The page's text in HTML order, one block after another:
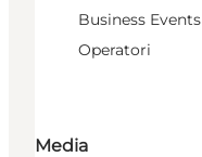
Business Events
Operatori
Media